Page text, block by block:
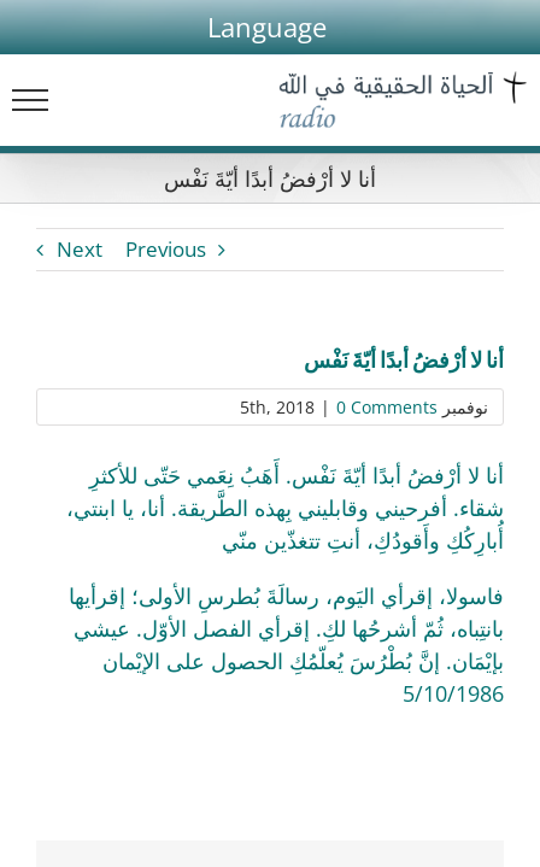
Skip
to
content
Language
أنا لا أرْفضُ أبدًا أيّةَ نَفْس
Previous
Next
أنا لا أرْفضُ أبدًا أيّةَ نَفْس
نوفمبر 5th, 2018 | 0 Comments
أنا لا أرْفضُ أبدًا أيّةَ نَفْس. أَهَبُ نِعَمي حَتّى للأكثرِ
شقاء. أفرحيني وقابليني بِهذه الطَّريقة. أنا، يا ابنتي،
أُبارِكُكِ وأَقودُكِ، أنتِ تتغذّين منّي
فاسولا، إقرأي اليَوم، رسالَةَ بُطرسِ الأولى؛ إقرأيها
بانتِباه، ثُمّ أشرحُها لكِ. إقرأي الفصل الأوّل. عيشي
بإيْمَان. إنَّ بُطْرُسَ يُعلّمُكِ الحصول على الإيْمان
5/10/1986